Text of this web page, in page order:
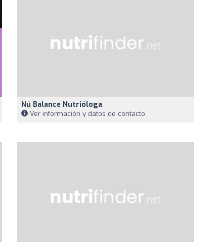
Nú Balance Nutrióloga
Ver información y datos de contacto